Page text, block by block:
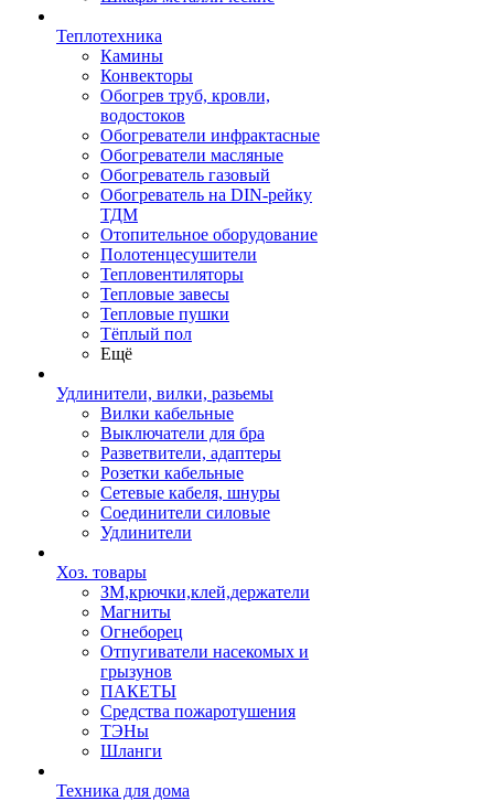
Теплотехника
Камины
Конвекторы
Обогрев труб, кровли,
водостоков
Обогреватели инфрактасные
Обогреватели масляные
Обогреватель газовый
Обогреватель на DIN-рейку
ТДМ
Отопительное оборудование
Полотенцесушители
Тепловентиляторы
Тепловые завесы
Тепловые пушки
Тёплый пол
Ещё
Удлинители, вилки, разьемы
Вилки кабельные
Выключатели для бра
Разветвители, адаптеры
Розетки кабельные
Сетевые кабеля, шнуры
Соединители силовые
Удлинители
Хоз. товары
ЗМ,крючки,клей,держатели
Магниты
Огнеборец
Отпугиватели насекомых и
грызунов
ПАКЕТЫ
Средства пожаротушения
ТЭНы
Шланги
Техника для дома